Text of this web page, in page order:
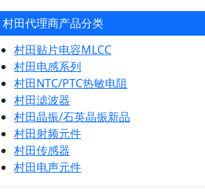
村田代理商产品分类
村田贴片电容MLCC
村田电感系列
村田NTC/PTC热敏电阻
村田滤波器
村田晶振/石英晶振新品
村田射频元件
村田传感器
村田电声元件